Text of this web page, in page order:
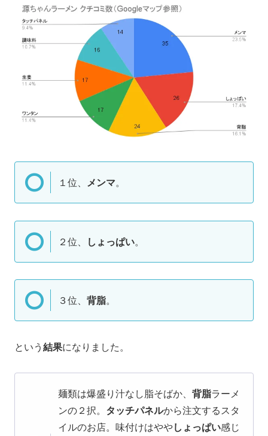
１位、 メンマ。
２位、 しょっぱい。
３位、 背脂。
という結果になりました。
麺類は爆盛り汁なし脂そばか、 背脂ラーメ
ンの２択。 タッチパネルから注文するスタ
イルのお店。味付けはややしょっぱい感じ